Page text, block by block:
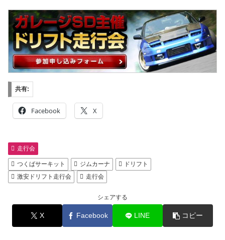
共有:
Facebook X
走行会
つくばサーキット ジムカーナ
ドリフト
激安ドリフト走行会
走行会
シェアする
X Facebook LINE コピー